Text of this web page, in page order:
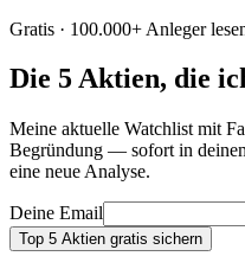
Gratis · 100.000+ Anleger
Die 5 Aktien, die
Meine aktuelle Watchlist mit
Begründung — sofort in
eine neue Analyse.
Deine Email
Top 5 Aktien gratis sichern